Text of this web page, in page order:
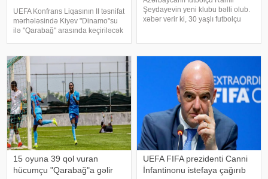
UEFA Konfrans Liqasının II təsnifat
mərhələsində Kiyev "Dinamo"su
ilə "Qarabağ" arasında keçiriləcək
qarşılaşmanı danimarkalı FİFA
referis
Şeydayevin yeni klubu bəlli olub.
xəbər verir ki, 30 yaşlı futbolçu
mövsümünün sonunadək qüvvəd
15 oyuna 39 qol vuran
hücumçu "Qarabağ"a gəlir
UEFA FIFA prezidenti Canni
İnfantinonu istefaya çağırıb